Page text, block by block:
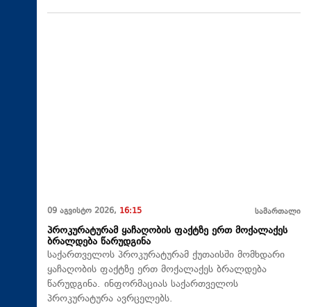
09 აგვისტო 2026, 16:15 სამართალი
პროკურატურამ ყაჩაღობის ფაქტზე ერთ მოქალაქეს
ბრალდება წარუდგინა
საქართველოს პროკურატურამ ქუთაისში მომხდარი
ყაჩაღობის ფაქტზე ერთ მოქალაქეს ბრალდება
წარუდგინა. ინფორმაციას საქართველოს
პროკურატურა ავრცელებს.